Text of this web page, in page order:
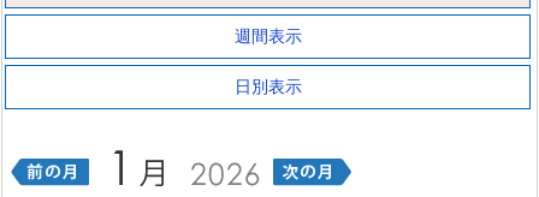
週間表示
日別表示